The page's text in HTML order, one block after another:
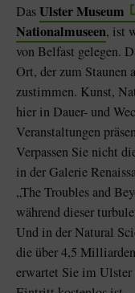
DasUlster Museum
Nationalmuseen, ist
von Belfast gelegen.
Ort, der zum Staunen
zustimmen. Kunst,
hier in Dauer- und
Veranstaltungen
Verpassen Sie nicht
in der Galerie
„The Troubles and
während dieser
Und in der Natural
die über 4,5
erwartet Sie im Ulster